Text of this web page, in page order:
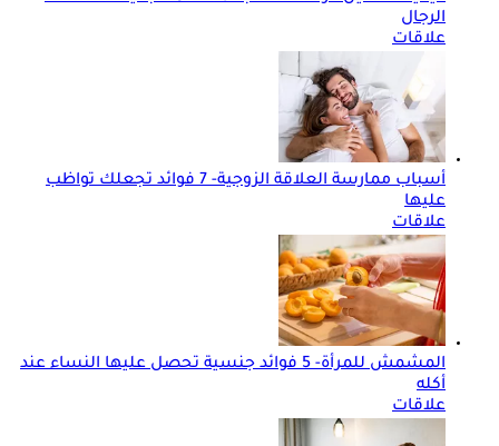
الرجال
علاقات
أسباب ممارسة العلاقة الزوجية- 7 فوائد تجعلك تواظب
عليها
علاقات
المشمش للمرأة- 5 فوائد جنسية تحصل عليها النساء عند
أكله
علاقات